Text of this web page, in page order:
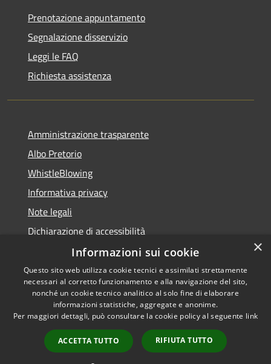
Prenotazione appuntamento
Segnalazione disservizio
Leggi le FAQ
Richiesta assistenza
Amministrazione trasparente
Albo Pretorio
WhistleBlowing
Informativa privacy
Note legali
Dichiarazione di accessibilità
Accessibilità
Privacy
Mappa del sito
Copyright © 2026 • Città di
Montecchio Maggiore •
Powered byMunicipium •
Accesso redazione
×
Informazioni sui cookie
Questo sito web utilizza cookie tecnici e assimilati strettamente
necessari al corretto funzionamento e alla navigazione del sito,
nonché un cookie tecnico analitico al solo fine di elaborare
informazioni statistiche, aggregate e anonime.
Per maggiori dettagli, può consultare la cookie policy al seguente link
ACCETTA TUTTO RIFIUTA TUTTO